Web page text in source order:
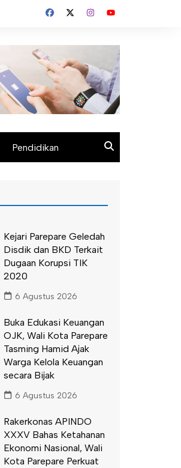
Pendidikan
Kejari Parepare Geledah
Disdik dan BKD Terkait
Dugaan Korupsi TIK
2020
6 Agustus 2026
Buka Edukasi Keuangan
OJK, Wali Kota Parepare
Tasming Hamid Ajak
Warga Kelola Keuangan
secara Bijak
6 Agustus 2026
Rakerkonas APINDO
XXXV Bahas Ketahanan
Ekonomi Nasional, Wali
Kota Parepare Perkuat